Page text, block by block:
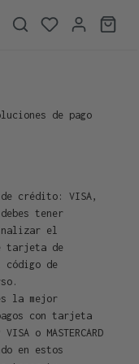
de pago
crédito: VISA,
debes tener
el
tarjeta de
de
la mejor
con tarjeta
o MASTERCARD
en estos